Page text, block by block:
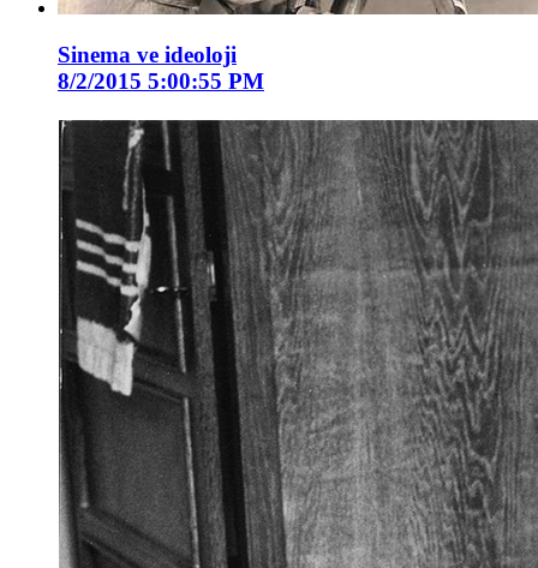
Sinema ve ideoloji
8/2/2015 5:00:55 PM